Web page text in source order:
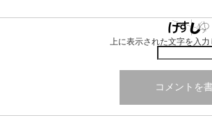
上に表示された文字を入